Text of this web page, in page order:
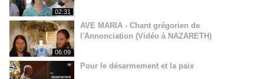
02:31
06:09
AVE MARIA - Chant grégorien de
l'Annonciation (Vidéo à NAZARETH)
Pour le désarmement et la paix